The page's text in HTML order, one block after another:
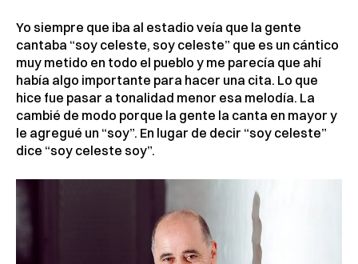
Yo siempre que iba al estadio veía que la gente
cantaba “soy celeste, soy celeste” que es un cántico
muy metido en todo el pueblo y me parecía que ahí
había algo importante para hacer una cita. Lo que
hice fue pasar a tonalidad menor esa melodía. La
cambié de modo porque la gente la canta en mayor y
le agregué un “soy”. En lugar de decir “soy celeste”
dice “soy celeste soy”.